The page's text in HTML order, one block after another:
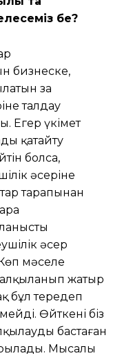
бе?
бизнеске,
заң
талдау
Егер үкімет
қатайту
болса,
əсеріне
тарапынан
əсер
мəселе
талқыланып жатыр
бұл тереңдеп
Өйткені біз
бастаған
Мысалы